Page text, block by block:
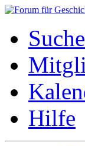
Suche
Hilfe